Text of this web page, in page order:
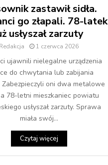
zastawił sidła.
go złapali. 78-latek
usłyszał zarzuty
Redakcja 1 czerwca 2026
ujawnili nielegalne urządzenia
do chwytania lub zabijania
Zabezpieczyli oni dwa metalowe
78-letni mieszkaniec powiatu
usłyszał zarzuty. Sprawa
miała swój...
Czytaj więcej